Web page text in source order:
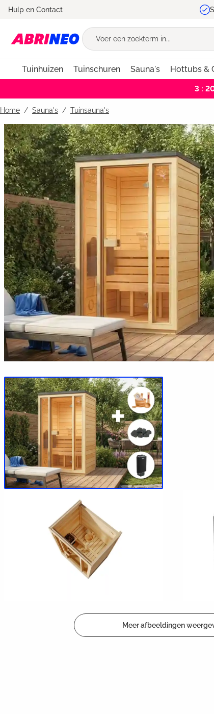
Ga naar de hoofdnavigatie
Hulp en Contact
Tuinhuizen Tuinschuren Sauna's Hottubs &
3 :
Home Sauna's / Tuinsauna's
Bildergalerie überspringen
Meer afbeeldingen